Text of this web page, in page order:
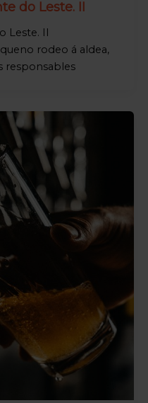
do Leste. II
Leste. II
rodeo á aldea,
responsables